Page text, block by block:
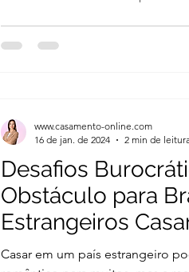
Desafios
Obstáculo para
Estrangeiros
Portugal
Casar em um país estrangeiro
www.casamento-online.com
16 de jan. de 2024
2 min de